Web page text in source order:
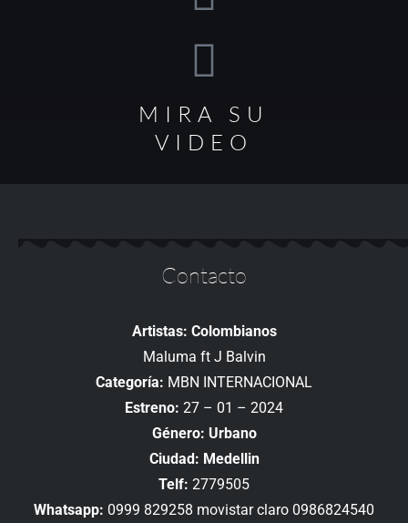
MIRA SU
VIDEO
Contacto
Artistas: Colombianos
Maluma ft J Balvin
Categoría: MBN INTERNACIONAL
Estreno: 27 – 01 – 2024
Género: Urbano
Ciudad: Medellin
Telf: 2779505
Whatsapp: 0999 829258 movistar claro 0986824540